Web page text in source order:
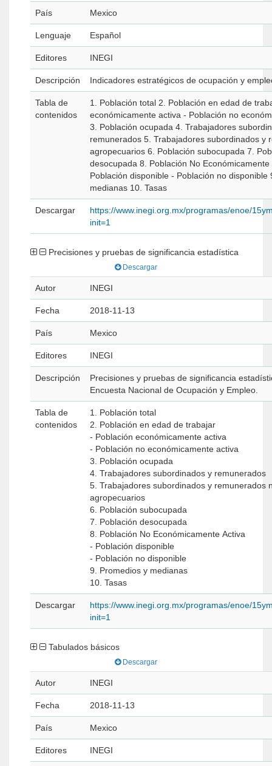
País Mexico
Lenguaje Español
Editores INEGI
Descripción Indicadores estratégicos de ocupación y
Tabla de
contenidos
1. Población total 2. Población en edad de
económicamente activa - Población no
3. Población ocupada 4. Trabajadores
remunerados 5. Trabajadores subordinados y
agropecuarios 6. Población subocupada 7.
desocupada 8. Población No Económicamente
Población disponible - Población no disponible
medianas 10. Tasas
Descargar
https://www.inegi.org.mx/programas/enoe/
init=1
Precisiones y pruebas de significancia estadística
Descargar
Autor INEGI
Fecha 2018-11-13
País Mexico
Editores INEGI
Descripción
Precisiones y pruebas de significancia
Encuesta Nacional de Ocupación y Empleo.
Tabla de
contenidos
1. Población total
2. Población en edad de trabajar
- Población económicamente activa
- Población no económicamente activa
3. Población ocupada
4. Trabajadores subordinados y remunerados
5. Trabajadores subordinados y remunerados
agropecuarios
6. Población subocupada
7. Población desocupada
8. Población No Económicamente Activa
- Población disponible
- Población no disponible
9. Promedios y medianas
10. Tasas
Descargar
https://www.inegi.org.mx/programas/enoe/
init=1
Tabulados básicos
Descargar
Autor INEGI
Fecha 2018-11-13
País Mexico
Editores INEGI